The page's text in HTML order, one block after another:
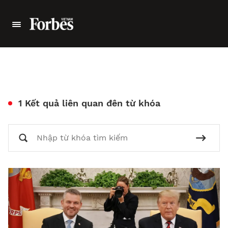
1 Kết quả liên quan đên từ khóa